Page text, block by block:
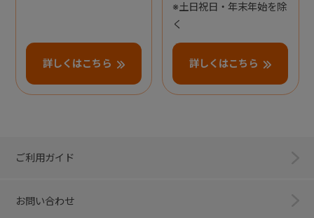
詳しくはこちら
※土日祝日・年末年始を除
く
詳しくはこちら
ご利用ガイド
お問い合わせ